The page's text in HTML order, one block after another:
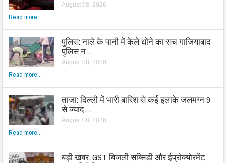
August 08, 2026
Read more...
पुलिस: नाले के पानी में केले धोने का सच गाजियाबाद
पुलिस न…
August 08, 2026
Read more...
ताजा: दिल्ली में भारी बारिश से कई इलाके जलमग्न 9
से ज्याद…
August 08, 2026
Read more...
बड़ी खबर: GST बिजली सब्सिडी और ईप्रोक्योरमेंट